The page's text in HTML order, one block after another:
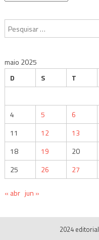
maio 2025
D
S T
4
5 6
11
12 13
18
19 20
25
26 27
« abr jun »
2024 editorial